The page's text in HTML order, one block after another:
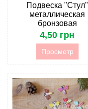
Подвеска "Стул"
металлическая
бронзовая
4,50 грн
Просмотр